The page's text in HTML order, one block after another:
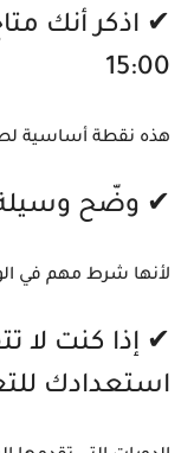
15:00
هذه نقطة أساسية
✔ وضّح وسيلة
لأنها شرط مهم في
✔ إذا كنت لا
استعدادك